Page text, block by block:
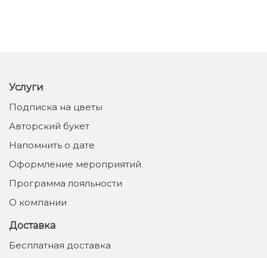
Услуги
Подписка на цветы
Авторский букет
Напомнить о дате
Оформление мероприятий
Программа лояльности
О компании
Доставка
Бесплатная доставка